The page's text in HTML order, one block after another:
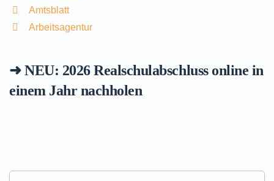
Amtsblatt
Arbeitsagentur
➜ NEU: 2026Realschulabschluss online in
einem Jahr nachholen